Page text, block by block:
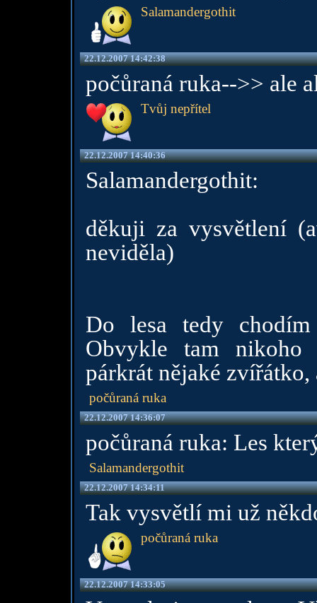
Salamandergothit
22.12.2007 14:42:38
počůraná ruka-->> ale
Tvůj nepřítel
22.12.2007 14:40:36
Salamandergothit:
děkuji za vysvětlení
neviděla)
Do lesa tedy
Obvykle tam nikoho
párkrát nějaké zvířátko,
počůraná ruka
22.12.2007 14:36:07
počůraná ruka: Les
Salamandergothit
22.12.2007 14:34:11
Tak vysvětlí mi už
počůraná ruka
22.12.2007 14:33:05